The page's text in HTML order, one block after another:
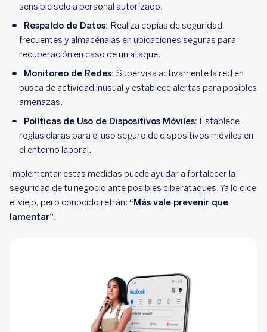
sensible solo a personal autorizado.
Respaldo de Datos: Realiza copias de seguridad
frecuentes y almacénalas en ubicaciones seguras para
recuperación en caso de un ataque.
Monitoreo de Redes: Supervisa activamente la red en
busca de actividad inusual y establece alertas para posibles
amenazas.
Políticas de Uso de Dispositivos Móviles: Establece
reglas claras para el uso seguro de dispositivos móviles en
el entorno laboral.
Implementar estas medidas puede ayudar a fortalecer la
seguridad de tu negocio ante posibles ciberataques. Ya lo dice
el viejo, pero conocido refrán: “Más vale prevenir que
lamentar”.